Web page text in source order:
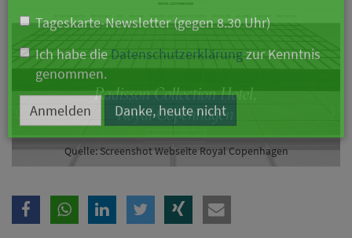
Quelle: Screenshot Webseite Royal Copenhagen
Ich möchte folgende Newsletter erhalten
Tageskarte-Newsletter (gegen 8.30 Uhr)
Ich habe dieDatenschutzerklärungzur Kenntnis
genommen.
Anmelden Danke, heute nicht